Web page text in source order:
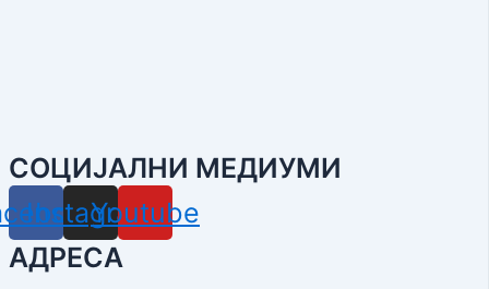
СОЦИЈАЛНИ МЕДИУМИ
Instagram
Youtube
АДРЕСА